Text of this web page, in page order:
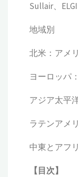
Sullair、
地域別
北米：アメ
ヨーロッパ
アジア太平
ラテンアメ
中東とアフ
【目次】